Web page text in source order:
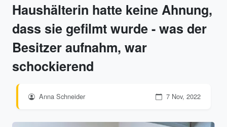
Haushälterin hatte keine Ahnung,
dass sie gefilmt wurde - was der
Besitzer aufnahm, war
schockierend
Anna Schneider 7 Nov, 2022